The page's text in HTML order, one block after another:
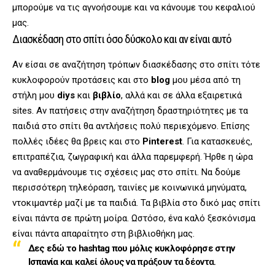
μπορούμε να τις αγνοήσουμε και να κάνουμε του κεφαλιού
μας.
Διασκέδαση στο σπίτι όσο δύσκολο και αν είναι αυτό
Αν είσαι σε αναζήτηση τρόπων διασκέδασης στο σπίτι τότε
κυκλοφορούν προτάσεις και στο blog μου μέσα από τη
στήλη μου diys και βιβλίο, αλλά και σε άλλα εξαιρετικά
sites. Αν πατήσεις στην αναζήτηση δραστηριότητες με τα
παιδιά στο σπίτι θα αντλήσεις πολύ περιεχόμενο. Επίσης
πολλές ιδέες θα βρεις και στο Pinterest. Για κατασκευές,
επιτραπέζια, ζωγραφική και άλλα παρεμφερή. Ήρθε η ώρα
να αναθερμάνουμε τις σχέσεις μας στο σπίτι. Να δούμε
περισσότερη τηλεόραση, ταινίες με κοινωνικά μηνύματα,
ντοκιμαντέρ μαζί με τα παιδιά. Τα βιβλία στο δικό μας σπίτι
είναι πάντα σε πρώτη μοίρα. Ωστόσο, ένα καλό ξεσκόνισμα
είναι πάντα απαραίτητο στη βιβλιοθήκη μας.
Δες εδώ το hashtag που μόλις κυκλοφόρησε στην
Ισπανία και καλεί όλους να πράξουν τα δέοντα.